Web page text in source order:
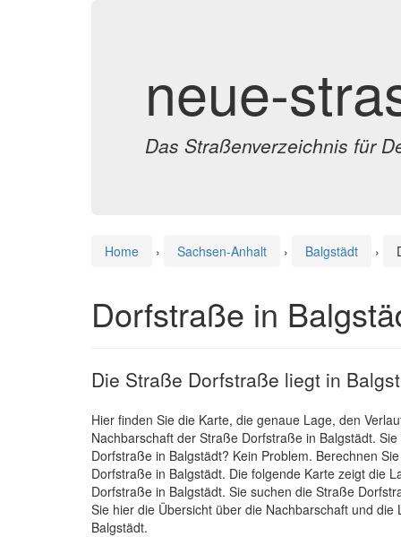
neue-
Das Straßenverzeichnis für
Home › Sachsen-Anhalt › Balgstädt ›
Dorfstraße in
Die Straße Dorfstraße liegt in
Hier finden Sie die Karte, die genaue Lage, den
Nachbarschaft der Straße Dorfstraße in Balgstädt.
Dorfstraße in Balgstädt? Kein Problem. Berechnen
Dorfstraße in Balgstädt. Die folgende Karte zeigt die
Dorfstraße in Balgstädt. Sie suchen die Straße
Sie hier die Übersicht über die Nachbarschaft und
Balgstädt.